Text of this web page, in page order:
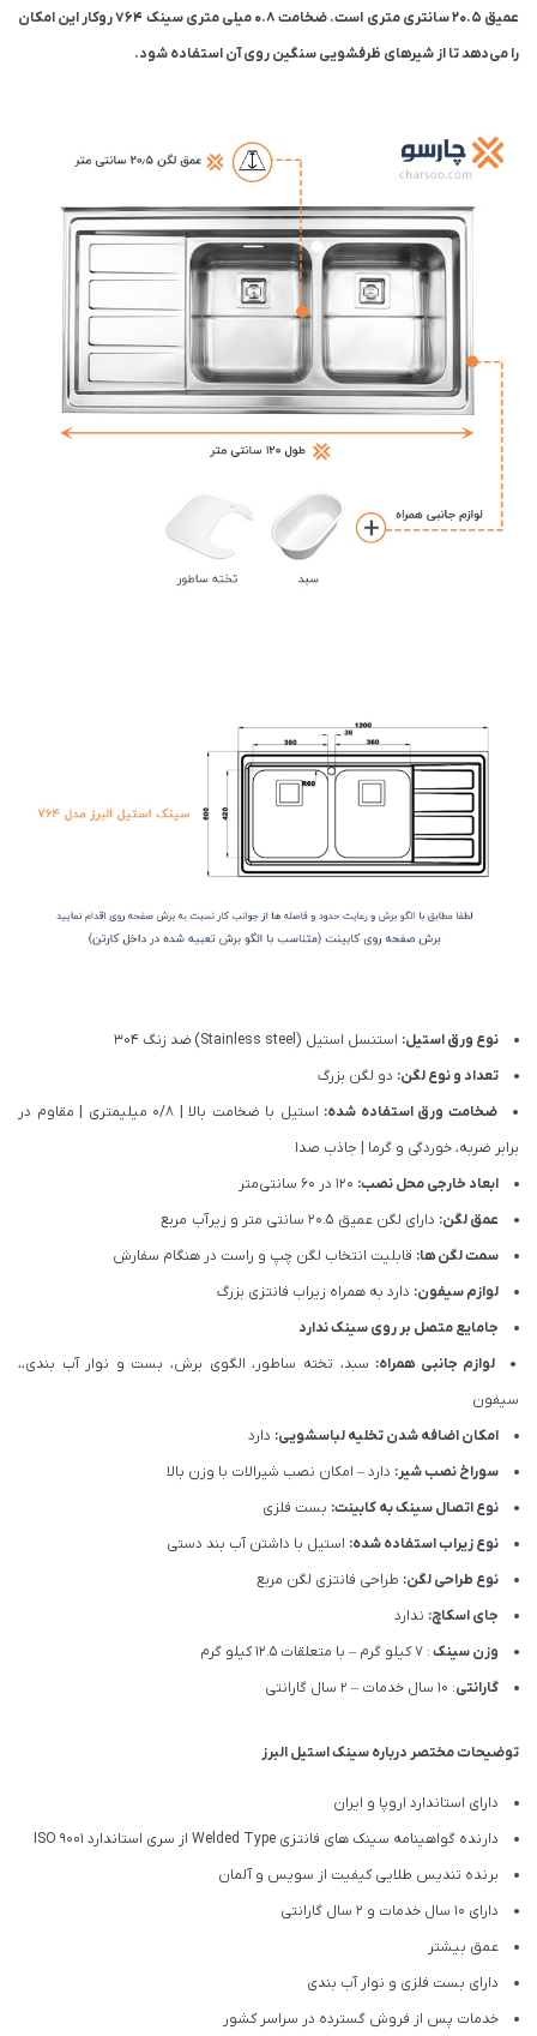
عمیق ۲۰.۵ سانتری متری است. ضخامت 0.8 میلی متری سینک 764 روکار این امکان
را می‌دهد تا از شیرهای ظرفشویی سنگین روی آن استفاده شود.
نوع ورق استیل: استنسل استیل (Stainless steel) ضد زنگ 304
تعداد و نوع لگن: دو لگن بزرگ
ضخامت ورق استفاده شده:
استیل با ضخامت بالا | 0/8 میلیمتری | مقاوم در
برابر ضربه، خوردگی و گرما | جاذب صدا
ابعاد خارجی محل نصب:
عمق لگن: دارای لگن عمیق 20.5 سانتی متر و زیرآب مربع
سمت لگن ها: قابلیت انتخاب لگن چپ و راست در هنگام سفارش
لوازم سیفون: دارد به همراه زیراب فانتزی بزرگ
جامایع متصل بر روی سینک ندارد
لوازم جانبی همراه: سبد، تخته ساطور، الگوی برش، بست و نوار آب بندی،،
سیفون
امکان اضافه شدن تخلیه لباسشویی: دارد
سوراخ نصب شیر: دارد – امکان نصب شیرالات با وزن بالا
نوع اتصال سینک به کابینت: بست فلزی
نوع زیراب استفاده شده: استیل با داشتن آب بند دستی
نوع طراحی لگن: طراحی فانتزی لگن مربع
جای اسکاچ: ندارد
وزن سینک: 7 کیلو گرم – با متعلقات 12.5 کیلو گرم
گارانتی: 10 سال خدمات – 2 سال گارانتی
توضیحات مختصر درباره سینک استیل البرز
دارای استاندارد اروپا و ایران
دارنده گواهینامه سینک های فانتزی Welded Type از سری استاندارد ISO 9001
برنده تندیس طلایی کیفیت از سویس و آلمان
دارای ۱۰ سال خدمات و 2 سال گارانتی
عمق بیشتر
دارای بست فلزی و نوار آب بندی
خدمات پس از فروش گسترده در سراسر کشور